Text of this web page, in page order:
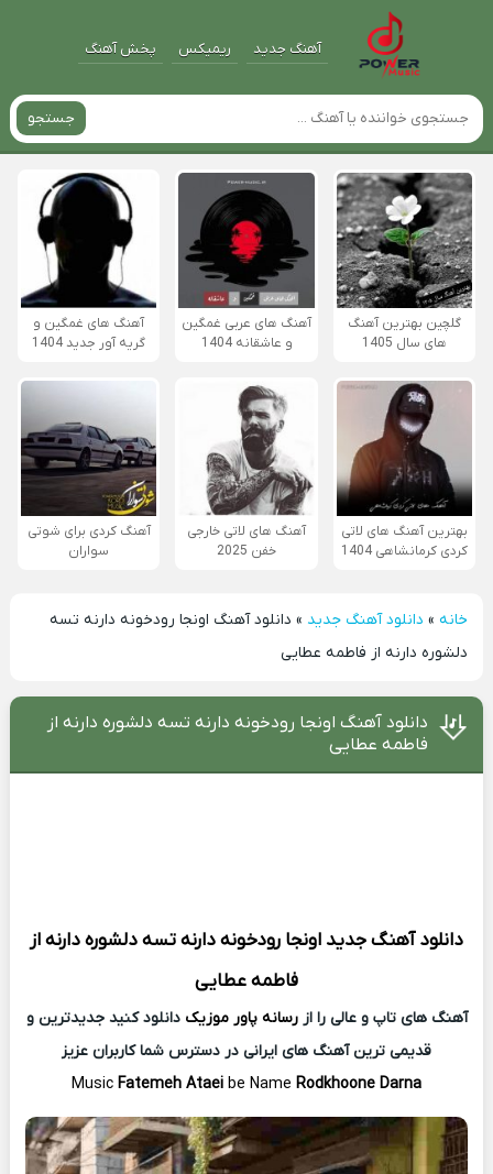
آهنگ جدید ریمیکس پخش آهنگ
جستجو
گلچین بهترین آهنگ
های سال 1405
آهنگ های عربی غمگین
و عاشقانه 1404
آهنگ های غمگین و
گریه آور جدید 1404
بهترین آهنگ های لاتی
کردی کرمانشاهی 1404
آهنگ های لاتی خارجی
خفن 2025
آهنگ کردی برای شوتی
سواران
خانه» دانلود آهنگ جدید » دانلود آهنگ اونجا رودخونه دارنه تسه
دلشوره دارنه از فاطمه عطایی
دانلود آهنگ اونجا رودخونه دارنه تسه دلشوره دارنه از
فاطمه عطایی
دانلود آهنگ جدید اونجا رودخونه دارنه تسه دلشوره دارنه از
فاطمه عطایی
آهنگ های تاپ و عالی را ازرسانه پاور موزیک دانلود کنید جدیدترین و
قدیمی ترین آهنگ های ایرانی در دسترس شما کاربران عزیز
Music Fatemeh Ataei be Name Rodkhoone Darna